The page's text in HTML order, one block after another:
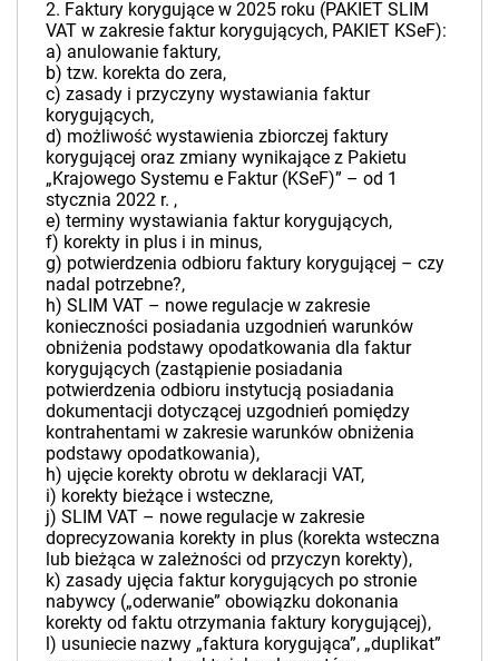
2. Faktury korygujące w 2025 roku (PAKIET SLIM
VAT w zakresie faktur korygujących, PAKIET KSeF):
a) anulowanie faktury,
b) tzw. korekta do zera,
c) zasady i przyczyny wystawiania faktur
korygujących,
d) możliwość wystawienia zbiorczej faktury
korygującej oraz zmiany wynikające z Pakietu
„Krajowego Systemu e Faktur (KSeF)” – od 1
stycznia 2022 r. ,
e) terminy wystawiania faktur korygujących,
f) korekty in plus i in minus,
g) potwierdzenia odbioru faktury korygującej – czy
nadal potrzebne?,
h) SLIM VAT – nowe regulacje w zakresie
konieczności posiadania uzgodnień warunków
obniżenia podstawy opodatkowania dla faktur
korygujących (zastąpienie posiadania
potwierdzenia odbioru instytucją posiadania
dokumentacji dotyczącej uzgodnień pomiędzy
kontrahentami w zakresie warunków obniżenia
podstawy opodatkowania),
h) ujęcie korekty obrotu w deklaracji VAT,
i) korekty bieżące i wsteczne,
j) SLIM VAT – nowe regulacje w zakresie
doprecyzowania korekty in plus (korekta wsteczna
lub bieżąca w zależności od przyczyn korekty),
k) zasady ujęcia faktur korygujących po stronie
nabywcy („oderwanie” obowiązku dokonania
korekty od faktu otrzymania faktury korygującej),
l) usuniecie nazwy „faktura korygująca”, „duplikat”